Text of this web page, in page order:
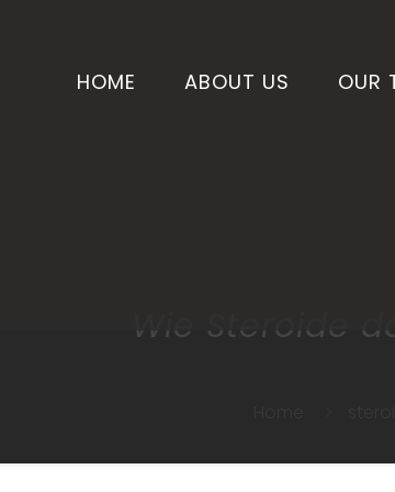
HOME ABOUT US OUR
Wie Steroide